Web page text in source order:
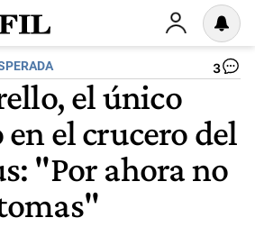
3
el único
el crucero del
"Por ahora no